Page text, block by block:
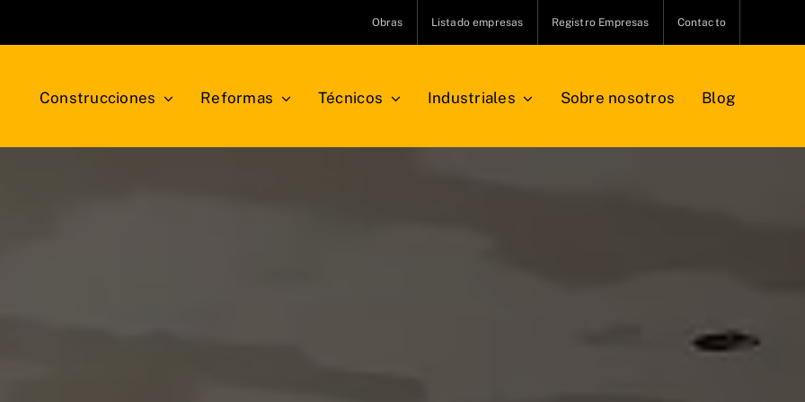
Obras Listado empresas Registro Empresas Contacto
Construcciones Reformas Técnicos Industriales Sobre nosotros Blog